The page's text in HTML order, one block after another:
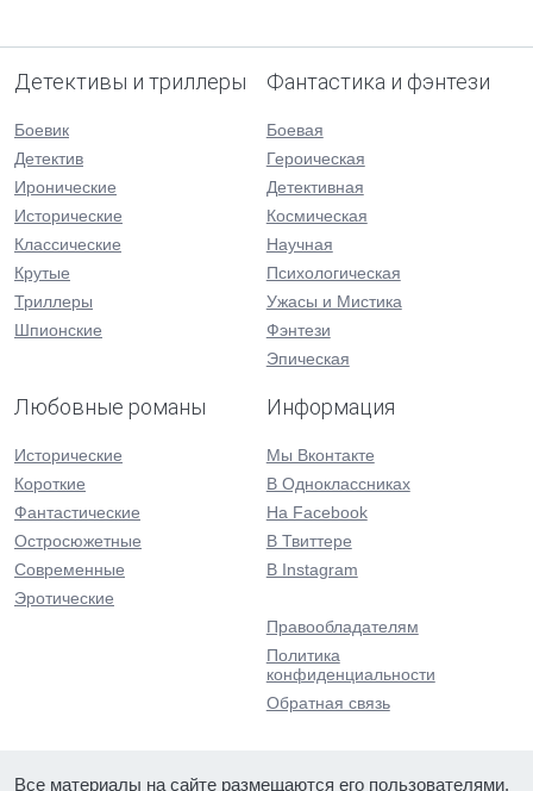
Детективы и триллеры
Боевик
Детектив
Иронические
Исторические
Классические
Крутые
Триллеры
Шпионские
Фантастика и фэнтези
Боевая
Героическая
Детективная
Космическая
Научная
Психологическая
Ужасы и Мистика
Фэнтези
Эпическая
Любовные романы
Исторические
Короткие
Фантастические
Остросюжетные
Современные
Эротические
Информация
Мы Вконтакте
В Одноклассниках
На Facebook
В Твиттере
В Instagram
Правообладателям
Политика
конфиденциальности
Обратная связь
Все материалы на сайте размещаются его пользователями.